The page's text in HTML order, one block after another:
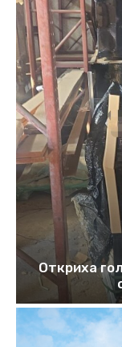
Откриха